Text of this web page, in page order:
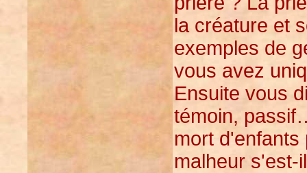
la créature et
exemples de
vous avez
Ensuite vous
témoin,
mort d'enfants
malheur s'est-